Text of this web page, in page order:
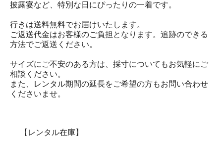
披露宴など、特別な日にぴったりの一着です。
行きは送料無料でお届けいたします。
ご返送代金はお客様のご負担となります。追跡のできる
方法でご返送ください。
サイズにご不安のある方は、採寸についてもお気軽にご
相談ください。
また、レンタル期間の延長をご希望の方もお問い合わせ
くださいませ。
【レンタル在庫】